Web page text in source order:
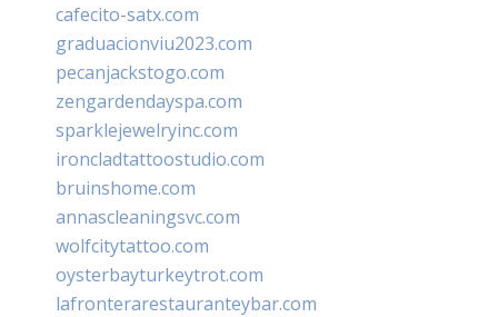
cafecito-satx.com
graduacionviu2023.com
pecanjackstogo.com
zengardendayspa.com
sparklejewelryinc.com
ironcladtattoostudio.com
bruinshome.com
annascleaningsvc.com
wolfcitytattoo.com
oysterbayturkeytrot.com
lafronterarestauranteybar.com